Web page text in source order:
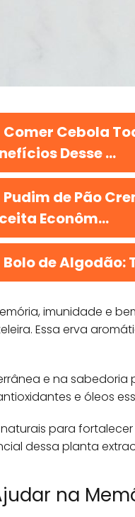
Comer Cebola
Desse ...
Pudim de Pão
Econôm...
Bolo de Algodão:
imunidade e
Essa erva
e na
e óleos
para
dessa planta
na